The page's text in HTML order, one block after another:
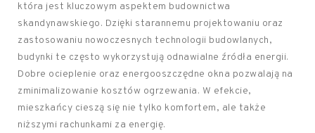
która jest kluczowym aspektem budownictwa
skandynawskiego. Dzięki starannemu projektowaniu oraz
zastosowaniu nowoczesnych technologii budowlanych,
budynki te często wykorzystują odnawialne źródła energii.
Dobre ocieplenie oraz energooszczędne okna pozwalają na
zminimalizowanie kosztów ogrzewania. W efekcie,
mieszkańcy cieszą się nie tylko komfortem, ale także
niższymi rachunkami za energię.